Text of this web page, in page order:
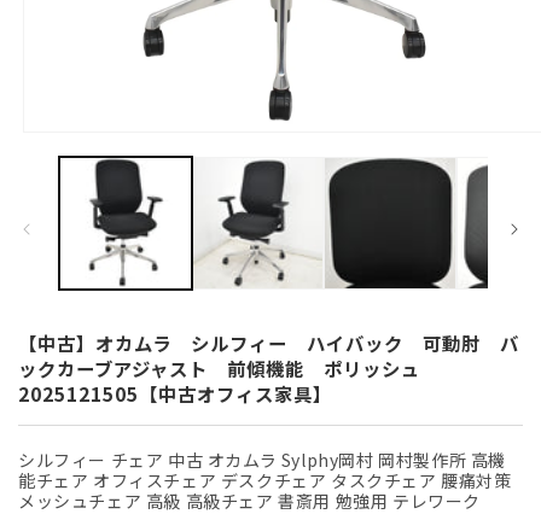
で
(1)
を
開
く
【中古】オカムラ シルフィー ハイバック 可動肘 バ
ックカーブアジャスト 前傾機能 ポリッシュ
2025121505【中古オフィス家具】
シルフィー チェア 中古 オカムラ Sylphy岡村 岡村製作所 高機
能チェア オフィスチェア デスクチェア タスクチェア 腰痛対策
メッシュチェア 高級 高級チェア 書斎用 勉強用 テレワーク